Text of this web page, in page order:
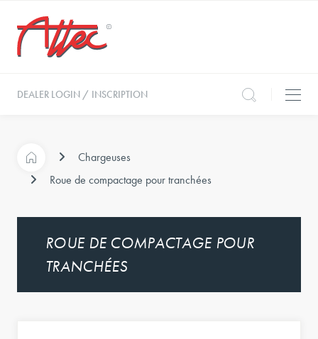
DEALER LOGIN / INSCRIPTION
Chargeuses
Roue de compactage pour tranchées
ROUE DE COMPACTAGE POUR
TRANCHÉES